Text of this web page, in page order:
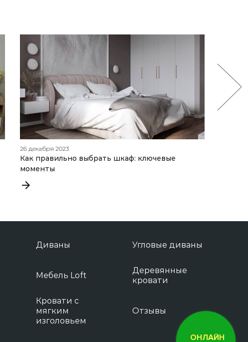
26 декабря 2023
Как правильно выбрать шкаф: ключевые
моменты
Диваны Угловые диваны
Мебель Loft
Деревянные
кровати
Кровати с
мягким
изголовьем
Отзывы
ОНЛАЙН